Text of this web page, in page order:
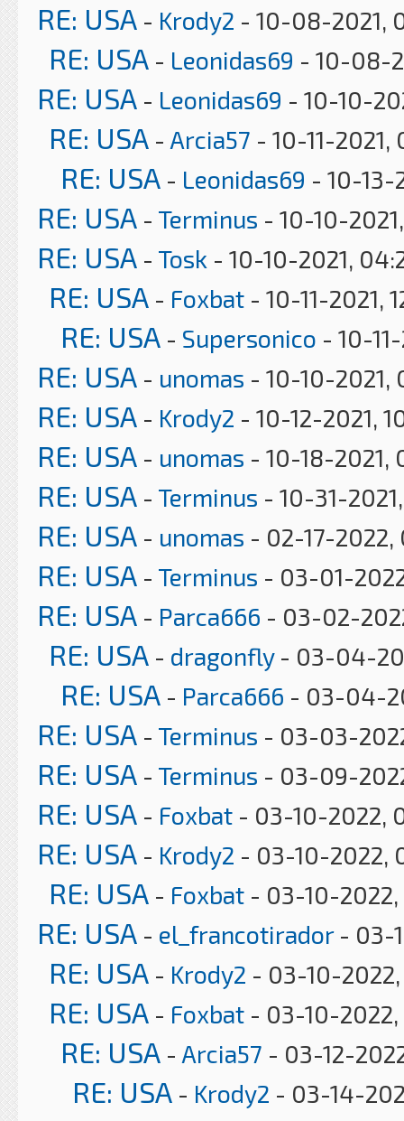
RE: USA - Krody2 - 10-08-2021,
RE: USA - Leonidas69 - 10-08-
RE: USA - Leonidas69 - 10-10-
RE: USA - Arcia57 - 10-11-2021,
RE: USA - Leonidas69 - 10-13-
RE: USA - Terminus - 10-10-
RE: USA - Tosk - 10-10-2021,
RE: USA - Foxbat - 10-11-2021,
RE: USA - Supersonico - 10-
RE: USA - unomas - 10-10-2021,
RE: USA - Krody2 - 10-12-2021,
RE: USA - unomas - 10-18-2021,
RE: USA - Terminus - 10-31-
RE: USA - unomas - 02-17-2022,
RE: USA - Terminus - 03-01-
RE: USA - Parca666 - 03-02-
RE: USA - dragonfly- 03-04-
RE: USA - Parca666 - 03-04-
RE: USA - Terminus - 03-03-
RE: USA - Terminus - 03-09-
RE: USA - Foxbat - 03-10-2022,
RE: USA - Krody2 - 03-10-2022,
RE: USA - Foxbat - 03-10-2022,
RE: USA - el_francotirador- 03-
RE: USA - Krody2 - 03-10-
RE: USA - Foxbat - 03-10-2022,
RE: USA - Arcia57 - 03-12-
RE: USA - Krody2 - 03-14-